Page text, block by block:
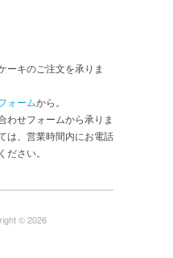
ーキのご注文を承りま
ォームから。
わせフォームから承りま
は、営業時間内にお電話
さい。
© 2026